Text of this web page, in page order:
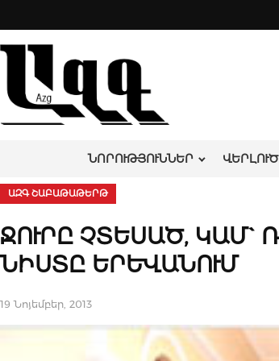
to
content
ՆՈՐՈՒԹՅՈՒՆՆԵՐ
ԱԶԳ ՇԱԲԱԹԱԹԵՐԹ
ՋՈՒՐԸ ՉՏԵՍԱԾ,
ՆԻՍՏԸ ԵՐԵՎԱՆՈՒՄ
19 Նոյեմբեր, 2013